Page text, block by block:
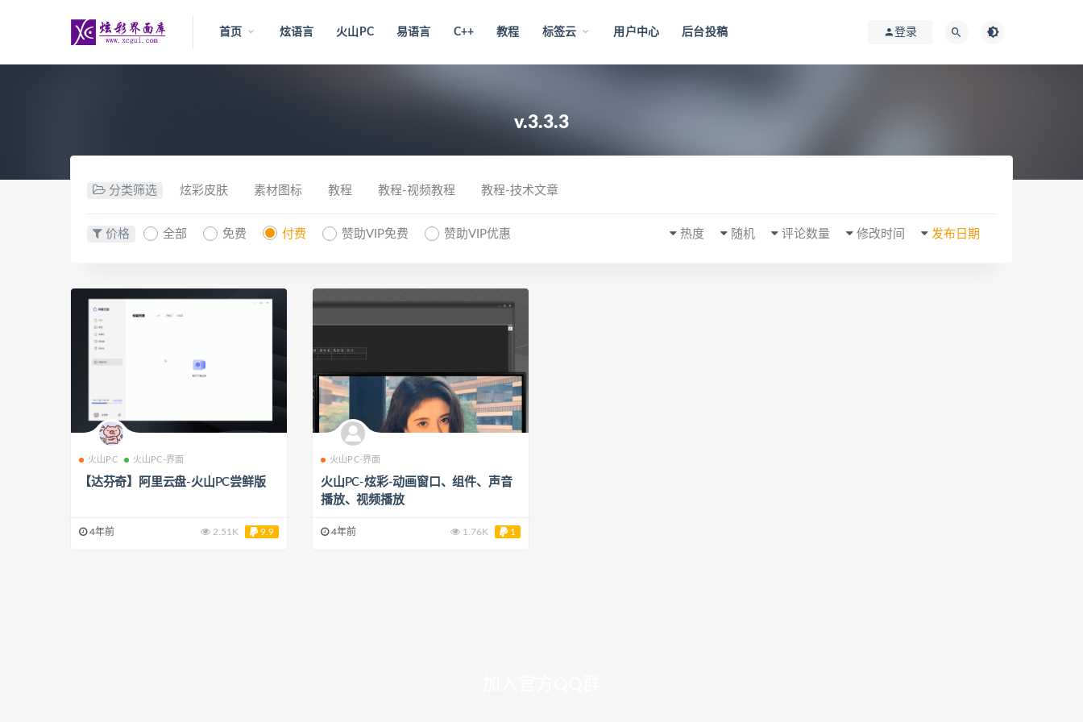
首页 炫语言 火山PC 易语言 C++ 教程 标签云 用户中心 后台投稿 登录
v.3.3.3
分类筛选 炫彩皮肤 素材图标 教程 教程-视频教程 教程-技术文章
价格 全部 免费 付费 赞助VIP免费 赞助VIP优惠 发布日期
修改时间
评论数量
随机
热度
火山PC 火山PC-界面
【达芬奇】阿里云盘-火山PC尝鲜版
4年前 2.51K 9.9
火山PC-界面
火山PC-炫彩-动画窗口、组件、声音
播放、视频播放
4年前 1.76K 1